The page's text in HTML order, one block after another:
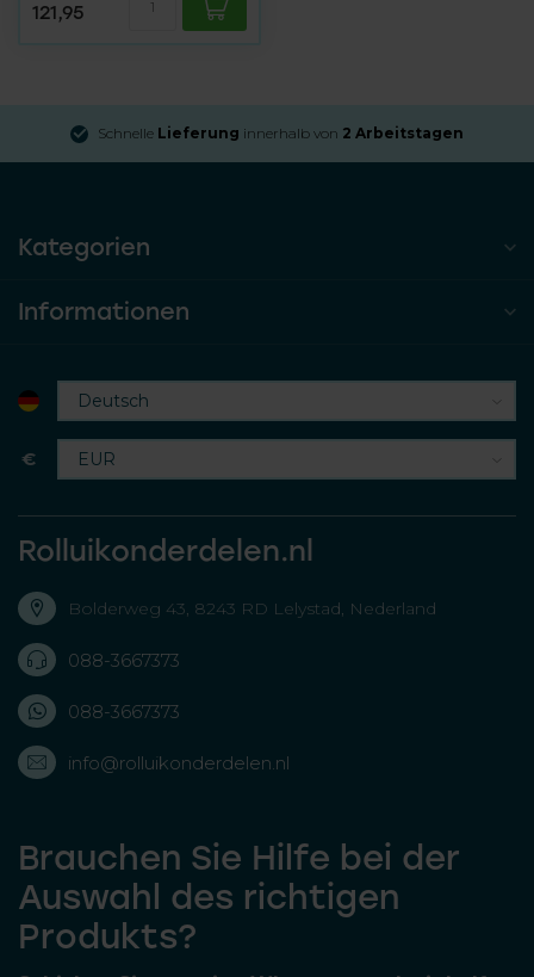
121,95
Schnelle Lieferung innerhalb von 2 Arbeitstagen
Kategorien
Informationen
€
Rolluikonderdelen.nl
Bolderweg 43, 8243 RD Lelystad, Nederland
088-3667373
088-3667373
info@rolluikonderdelen.nl
Brauchen Sie Hilfe bei der
Auswahl des richtigen
Produkts?